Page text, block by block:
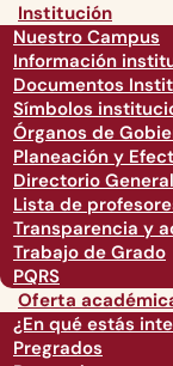
Institución
Nuestro Campus
Información
Documentos
Símbolos
Órganos de
Planeación y
Directorio General
Lista de
Transparencia y
Trabajo de Grado
PQRS
Oferta
¿En qué estás
Pregrados